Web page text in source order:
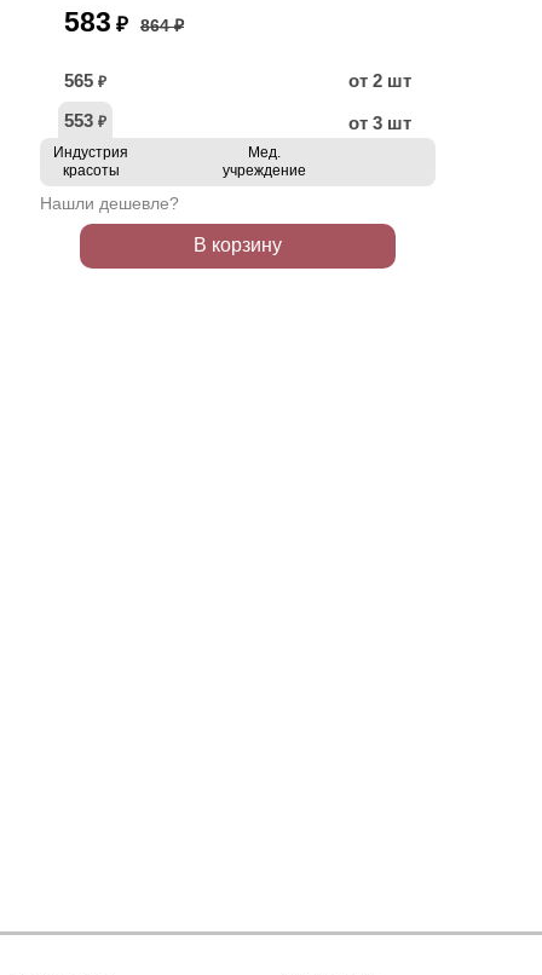
583 ₽ 864 ₽
565 ₽
от 2 шт
553 ₽ от 3 шт
Индустрия
красоты
Мед.
учреждение
Нашли дешевле?
В корзину